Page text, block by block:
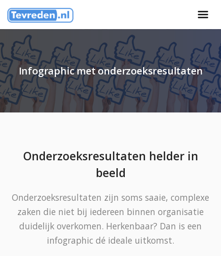
Infographic met onderzoeksresultaten
Onderzoeksresultaten helder in
beeld
Onderzoeksresultaten zijn soms saaie, complexe
zaken die niet bij iedereen binnen organisatie
duidelijk overkomen. Herkenbaar? Dan is een
infographic dé ideale uitkomst.